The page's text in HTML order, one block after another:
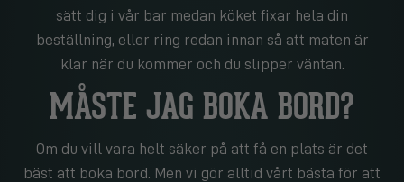
sätt dig i vår bar medan köket fixar hela din
beställning, eller ring redan innan så att maten är
klar när du kommer och du slipper väntan.
MÅSTE JAG BOKA BORD?
Om du vill vara helt säker på att få en plats är det
bäst att boka bord. Men vi gör alltid vårt bästa för att